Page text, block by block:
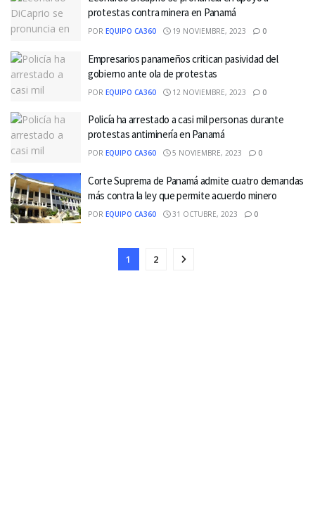
protestas contra minera en Panamá
POR EQUIPO CA360 19 NOVIEMBRE, 2023 0
Empresarios panameños critican pasividad del
gobierno ante ola de protestas
POR EQUIPO CA360 12 NOVIEMBRE, 2023 0
Policía ha arrestado a casi mil personas durante
protestas antiminería en Panamá
POR EQUIPO CA360 5 NOVIEMBRE, 2023 0
Corte Suprema de Panamá admite cuatro demandas
más contra la ley que permite acuerdo minero
POR EQUIPO CA360 31 OCTUBRE, 2023 0
1 2